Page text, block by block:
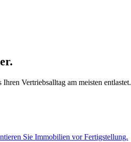
Vertriebsalltag am meisten entlastet.
Sie Immobilien vor Fertigstellung.